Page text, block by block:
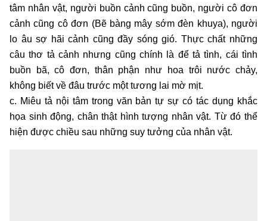
tâm nhân vật, người buồn cảnh cũng buồn, người cô đơn
cảnh cũng cô đơn (Bẽ bàng mây sớm đèn khuya), người
lo âu sợ hãi cảnh cũng đầy sóng gió. Thực chất những
câu thơ tả cảnh nhưng cũng chính là để tả tình, cái tình
buồn bã, cô đơn, thân phận như hoa trôi nước chảy,
không biết về đâu trước một tương lai mờ mịt.
c. Miêu tả nội tâm trong văn bản tự sự có tác dụng khắc
họa sinh động, chân thật hình tượng nhân vật. Từ đó thể
hiện được chiều sau những suy tưởng của nhân vật.